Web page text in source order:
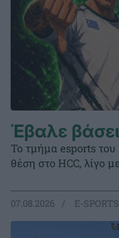
Έβαλε
Το τμήμα esports
θέση στο HCC, λίγο
07.08.2026 E-SPORTS